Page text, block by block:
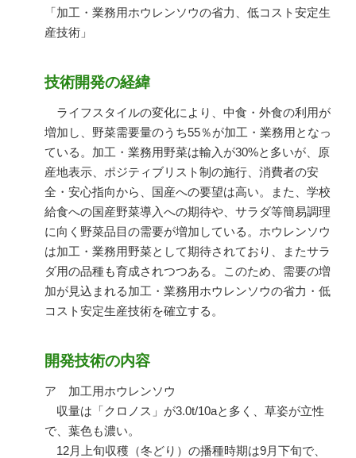
「加工・業務用ホウレンソウの省力、低コスト安定生
産技術」
技術開発の経緯
ライフスタイルの変化により、中食・外食の利用が
増加し、野菜需要量のうち55％が加工・業務用となっ
ている。加工・業務用野菜は輸入が30%と多いが、原
産地表示、ポジティブリスト制の施行、消費者の安
全・安心指向から、国産への要望は高い。また、学校
給食への国産野菜導入への期待や、サラダ等簡易調理
に向く野菜品目の需要が増加している。ホウレンソウ
は加工・業務用野菜として期待されており、またサラ
ダ用の品種も育成されつつある。このため、需要の増
加が見込まれる加工・業務用ホウレンソウの省力・低
コスト安定生産技術を確立する。
開発技術の内容
ア 加工用ホウレンソウ
収量は「クロノス」が3.0t/10aと多く、草姿が立性
で、葉色も濃い。
12月上旬収穫（冬どり）の播種時期は9月下旬で、